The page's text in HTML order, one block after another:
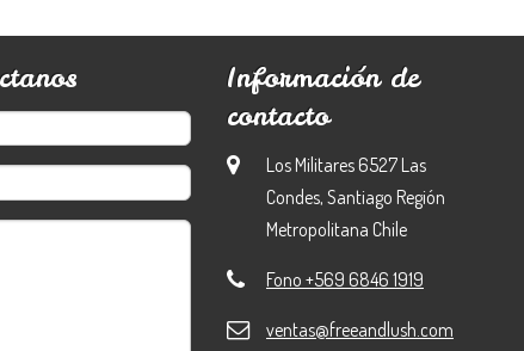
Información de
contacto
Los Militares 6527 Las
Condes, Santiago Región
Metropolitana Chile
Fono +569 6846 1919
ventas@freeandlush.com